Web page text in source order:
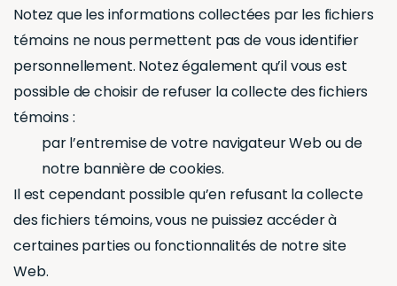
Notez que les informations collectées par les fichiers
témoins ne nous permettent pas de vous identifier
personnellement. Notez également qu’il vous est
possible de choisir de refuser la collecte des fichiers
témoins :
par l’entremise de votre navigateur Web ou de
notre bannière de cookies.
Il est cependant possible qu’en refusant la collecte
des fichiers témoins, vous ne puissiez accéder à
certaines parties ou fonctionnalités de notre site
Web.